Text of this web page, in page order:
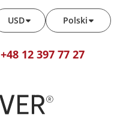
Polski
USD
+48 12 397 77 27